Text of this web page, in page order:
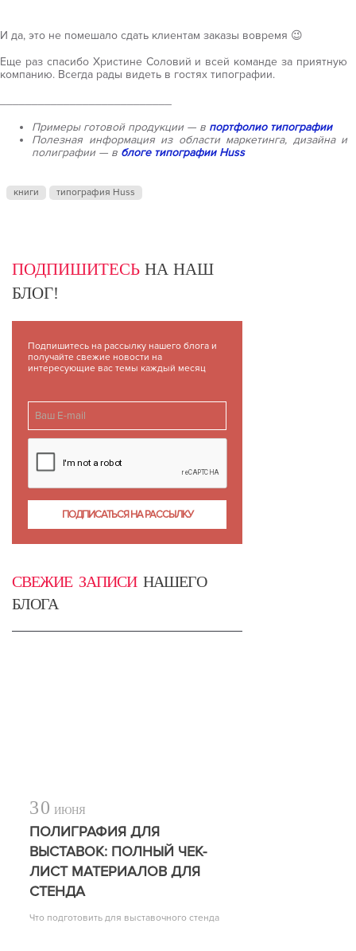
И да, это не помешало сдать клиентам заказы вовремя 😉
Еще раз спасибо Христине Соловий и всей команде за приятную
компанию. Всегда рады видеть в гостях типографии.
Примеры готовой продукции — в портфолио типографии
Полезная информация из области маркетинга, дизайна и
полиграфии — в блоге типографии Huss
книги типография Huss
ПОДПИШИТЕСЬ НА НАШ
БЛОГ!
Подпишитесь на рассылку нашего блога и
получайте свежие новости на
интересующие вас темы каждый месяц
СВЕЖИЕ ЗАПИСИНАШЕГО
БЛОГА
30 ИЮНЯ
ПОЛИГРАФИЯ ДЛЯ
ВЫСТАВОК: ПОЛНЫЙ ЧЕК-
ЛИСТ МАТЕРИАЛОВ ДЛЯ
СТЕНДА
Что подготовить для выставочного стенда